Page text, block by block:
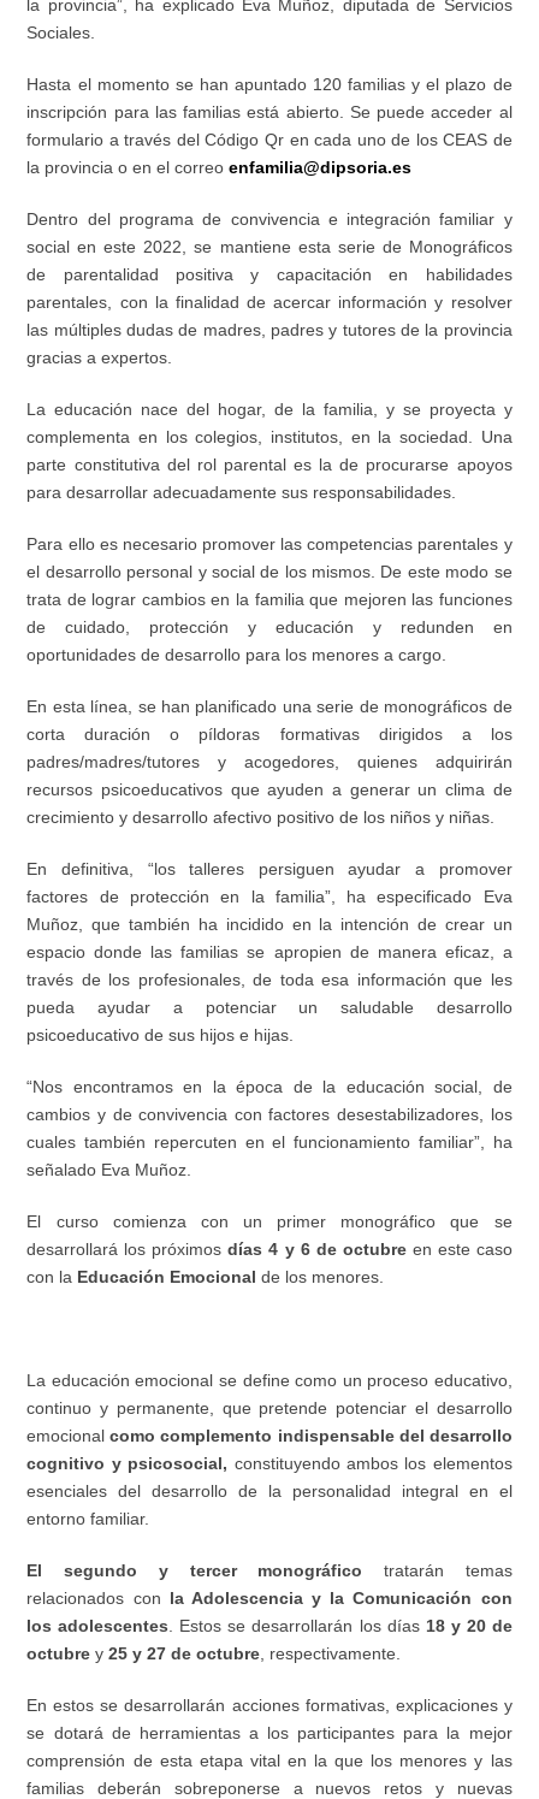
la provincia”, ha explicado Eva Muñoz, diputada de Servicios
Sociales.
Hasta el momento se han apuntado 120 familias y el plazo de
inscripción para las familias está abierto. Se puede acceder al
formulario a través del Código Qr en cada uno de los CEAS de
la provincia o en el correoenfamilia@dipsoria.es
Dentro del programa de convivencia e integración familiar y
social en este 2022, se mantiene esta serie de Monográficos
de parentalidad positiva y capacitación en habilidades
parentales, con la finalidad de acercar información y resolver
las múltiples dudas de madres, padres y tutores de la provincia
gracias a expertos.
La educación nace del hogar, de la familia, y se proyecta y
complementa en los colegios, institutos, en la sociedad. Una
parte constitutiva del rol parental es la de procurarse apoyos
para desarrollar adecuadamente sus responsabilidades.
Para ello es necesario promover las competencias parentales y
el desarrollo personal y social de los mismos. De este modo se
trata de lograr cambios en la familia que mejoren las funciones
de cuidado, protección y educación y redunden en
oportunidades de desarrollo para los menores a cargo.
En esta línea, se han planificado una serie de monográficos de
corta duración o píldoras formativas dirigidos a los
padres/madres/tutores y acogedores, quienes adquirirán
recursos psicoeducativos que ayuden a generar un clima de
crecimiento y desarrollo afectivo positivo de los niños y niñas.
En definitiva, “los talleres persiguen ayudar a promover
factores de protección en la familia”, ha especificado Eva
Muñoz, que también ha incidido en la intención de crear un
espacio donde las familias se apropien de manera eficaz, a
través de los profesionales, de toda esa información que les
pueda ayudar a potenciar un saludable desarrollo
psicoeducativo de sus hijos e hijas.
“Nos encontramos en la época de la educación social, de
cambios y de convivencia con factores desestabilizadores, los
cuales también repercuten en el funcionamiento familiar”, ha
señalado Eva Muñoz.
El curso comienza con un primer monográfico que se
desarrollará los próximosdías 4 y 6 de octubre en este caso
con la Educación Emocional de los menores.
La educación emocional se define como un proceso educativo,
continuo y permanente, que pretende potenciar el desarrollo
emocionalcomo complemento indispensable del desarrollo
cognitivo y psicosocial, constituyendo ambos los elementos
esenciales del desarrollo de la personalidad integral en el
entorno familiar.
El segundo y tercer monográfico tratarán temas
relacionados con la Adolescencia y la Comunicación con
los adolescentes. Estos se desarrollarán los días 18 y 20 de
octubre y25 y 27 de octubre, respectivamente.
En estos se desarrollarán acciones formativas, explicaciones y
se dotará de herramientas a los participantes para la mejor
comprensión de esta etapa vital en la que los menores y las
familias deberán sobreponerse a nuevos retos y nuevas